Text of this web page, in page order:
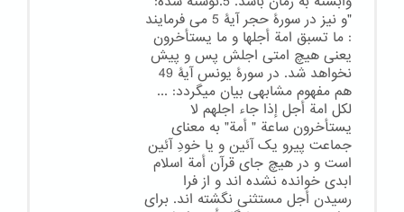
"و نیز در سورۀ حجر آیۀ 5 می فرمایند
: ما تسبق امة أجلها و ما یستأخرون
یعنی هیچ امتی اجلش پس و پیش
نخواهد شد. در سورۀ یونس آیۀ 49
هم مفهوم مشابهی بیان میگردد: ...
لکل امة أجل إذا جاء اجلهم لا
یستأخرون ساعة " أمة" به معنای
جماعت پیرو یک آئین و یا خودِ آئین
است و در هیچ جای قرآن أمة اسلام
ابدی خوانده نشده اند و از فرا
رسیدن أجل مستثنی نگشته اند. برای